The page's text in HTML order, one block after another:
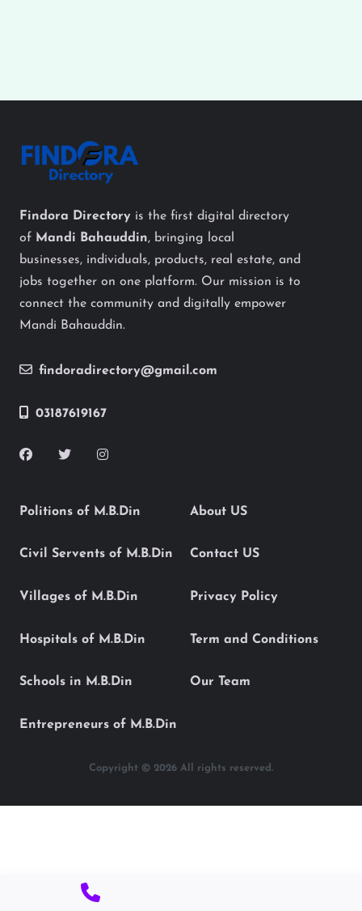
Findora Directory is the first digital directory
of Mandi Bahauddin, bringing local
businesses, individuals, products, real estate, and
jobs together on one platform. Our mission is to
connect the community and digitally empower
Mandi Bahauddin.
findoradirectory@gmail.com
03187619167
Politions of M.B.Din
Civil Servents of M.B.Din
Villages of M.B.Din
Hospitals of M.B.Din
Schools in M.B.Din
Entrepreneurs of M.B.Din
About US
Contact US
Privacy Policy
Term and Conditions
Our Team
Copyright © 2026 All rights reserved.